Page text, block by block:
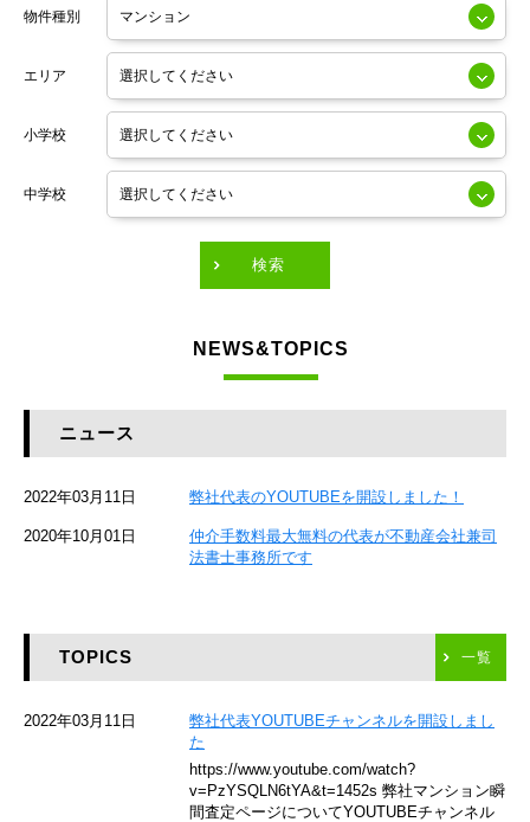
川崎市高津区
東京メトロ半蔵門線
東京メトロ副都心線
東京メトロ有楽町線
JR総武本線
京成本線
東海道新幹線
東京メトロ東西線
物件種別
エリア
小学校
中学校
検索
NEWS&TOPICS
ニュース
2022年03月11日 弊社代表のYOUTUBEを開設しました！
2020年10月01日
仲介手数料最大無料の代表が不動産会社兼司
法書士事務所です
TOPICS 一覧
2022年03月11日
弊社代表YOUTUBEチャンネルを開設しまし
た
https://www.youtube.com/watch?
v=PzYSQLN6tYA&t=1452s 弊社マンション瞬
間査定ページについてYOUTUBEチャンネル